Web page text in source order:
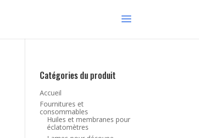
Catégories du produit
Accueil
Fournitures et
consommables
Huiles et membranes pour
éclatomètres